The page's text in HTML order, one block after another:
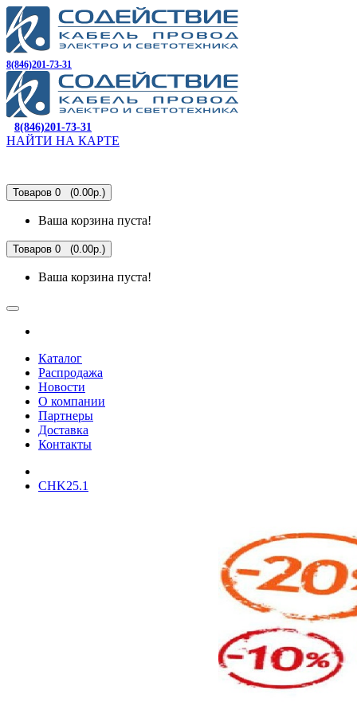
8(846)201-73-31
8(846)201-73-31
НАЙТИ НА КАРТЕ
Товаров 0 (0.00р.)
Ваша корзина пуста!
Товаров 0 (0.00р.)
Ваша корзина пуста!
Каталог
Распродажа
Новости
О компании
Партнеры
Доставка
Контакты
CHK25.1